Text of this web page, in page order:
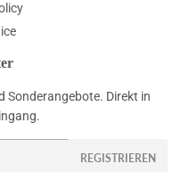
Sonderangebote. Direkt in
REGISTRIEREN